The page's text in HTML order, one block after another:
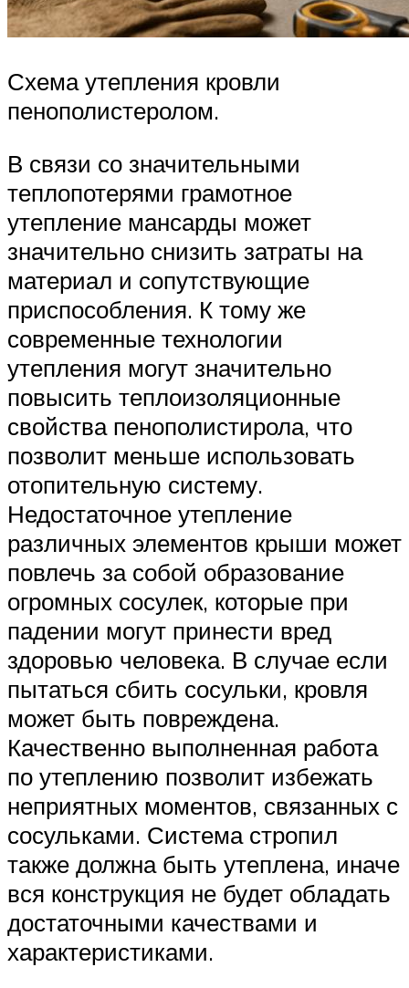
Схема утепления кровли
пенополистеролом.
В связи со значительными
теплопотерями грамотное
утепление мансарды может
значительно снизить затраты на
материал и сопутствующие
приспособления. К тому же
современные технологии
утепления могут значительно
повысить теплоизоляционные
свойства пенополистирола, что
позволит меньше использовать
отопительную систему.
Недостаточное утепление
различных элементов крыши может
повлечь за собой образование
огромных сосулек, которые при
падении могут принести вред
здоровью человека. В случае если
пытаться сбить сосульки, кровля
может быть повреждена.
Качественно выполненная работа
по утеплению позволит избежать
неприятных моментов, связанных с
сосульками. Система стропил
также должна быть утеплена, иначе
вся конструкция не будет обладать
достаточными качествами и
характеристиками.